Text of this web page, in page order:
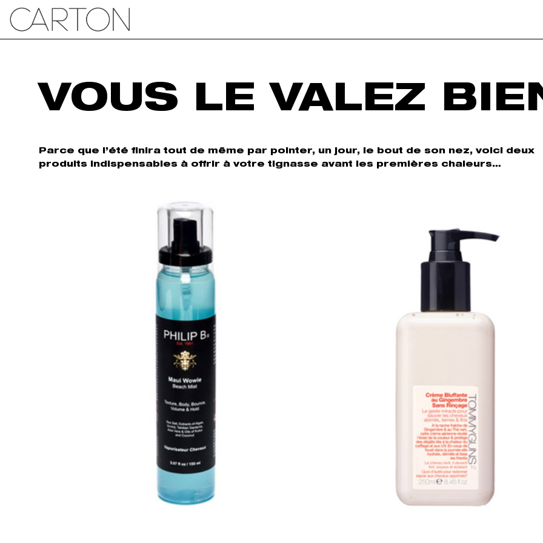
VOUS LE VALEZ
Parce que l’été finira tout de même par pointer, un jour, le bout de son nez, voici deux
produits indispensables à offrir à votre tignasse avant les premières chaleurs…